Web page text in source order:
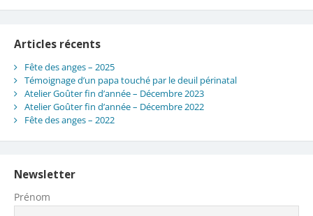
Articles récents
Fête des anges – 2025
Témoignage d’un papa touché par le deuil périnatal
Atelier Goûter fin d’année – Décembre 2023
Atelier Goûter fin d’année – Décembre 2022
Fête des anges – 2022
Newsletter
Prénom